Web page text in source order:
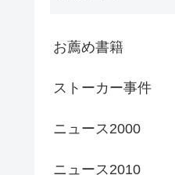
お薦め書籍
ストーカー事件
ニュース2000
ニュース2010